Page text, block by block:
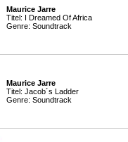
Maurice Jarre
Titel: I Dreamed Of Africa
Genre: Soundtrack
Maurice Jarre
Titel: Jacob´s Ladder
Genre: Soundtrack